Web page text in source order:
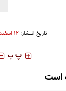
تاریخ انتشار: ۱۲ اسفند ۱۴۰۴ - ۲۳:۳۴
‍‍‍ پ پ
است